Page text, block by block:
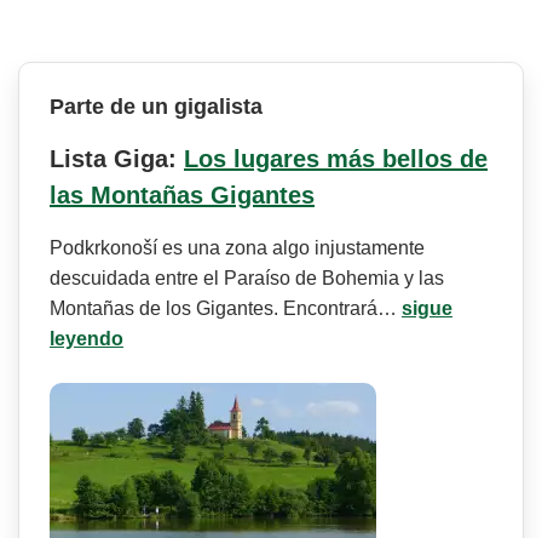
Parte de un gigalista
Lista Giga: Los lugares más bellos de
las Montañas Gigantes
Podkrkonoší es una zona algo injustamente
descuidada entre el Paraíso de Bohemia y las
Montañas de los Gigantes. Encontrará… sigue
leyendo